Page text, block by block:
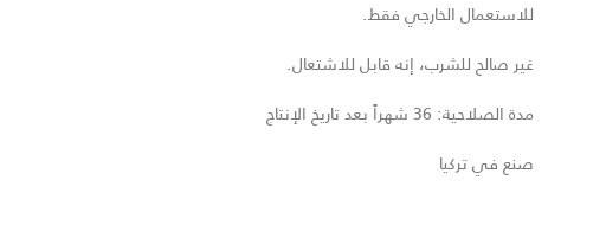
للاستعمال الخارجي فقط.
غير صالح للشرب، إنه قابل للاشتعال.
مدة الصلاحية: 36 شهراً بعد تاريخ الإنتاج
صنع في تركيا